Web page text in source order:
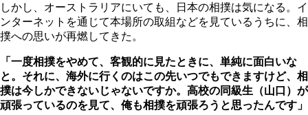
しかし、オーストラリアにいても、日本の相撲は気になる。イ
ンターネットを通じて本場所の取組などを見ているうちに、相
撲への思いが再燃してきた。
「一度相撲をやめて、客観的に見たときに、単純に面白いな
と。それに、海外に行くのはこの先いつでもできますけど、相
撲は今しかできないじゃないですか。高校の同級生（山口）が
頑張っているのを見て、俺も相撲を頑張ろうと思ったんです」